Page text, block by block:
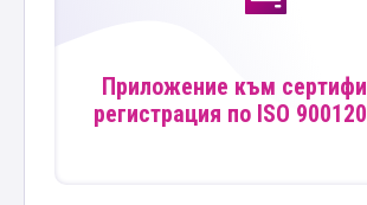
Приложение към
регистрация по ISO